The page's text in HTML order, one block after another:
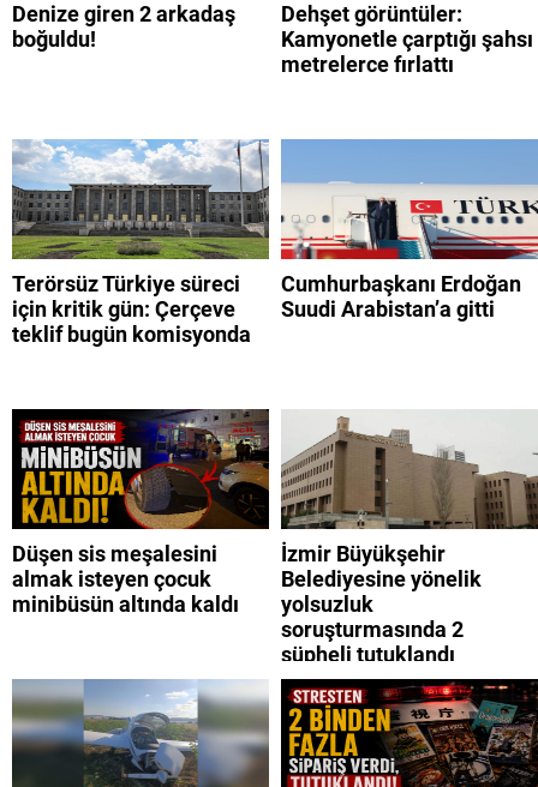
Denize giren 2 arkadaş
boğuldu!
Dehşet görüntüler:
Kamyonetle çarptığı şahsı
metrelerce fırlattı
Terörsüz Türkiye süreci
için kritik gün: Çerçeve
teklif bugün komisyonda
Cumhurbaşkanı Erdoğan
Suudi Arabistan’a gitti
Düşen sis meşalesini
almak isteyen çocuk
minibüsün altında kaldı
İzmir Büyükşehir
Belediyesine yönelik
yolsuzluk
soruşturmasında 2
şüpheli tutuklandı